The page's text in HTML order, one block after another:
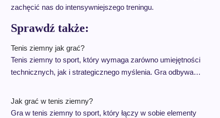
zachęcić nas do intensywniejszego treningu.
Sprawdź także:
Tenis ziemny jak grać?
Tenis ziemny to sport, który wymaga zarówno umiejętności
technicznych, jak i strategicznego myślenia. Gra odbywa…
Jak grać w tenis ziemny?
Gra w tenis ziemny to sport, który łączy w sobie elementy